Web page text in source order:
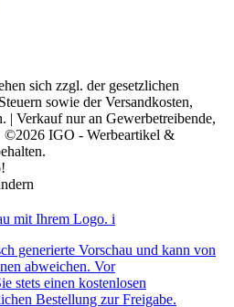
sich zzgl. der gesetzlichen
sowie der Versandkosten,
| Verkauf nur an Gewerbetreibende,
©2026 IGO - Werbeartikel &
mit Ihrem Logo. i
generierte Vorschau und kann von
abweichen. Vor
stets einen kostenlosen
Bestellung zur Freigabe.